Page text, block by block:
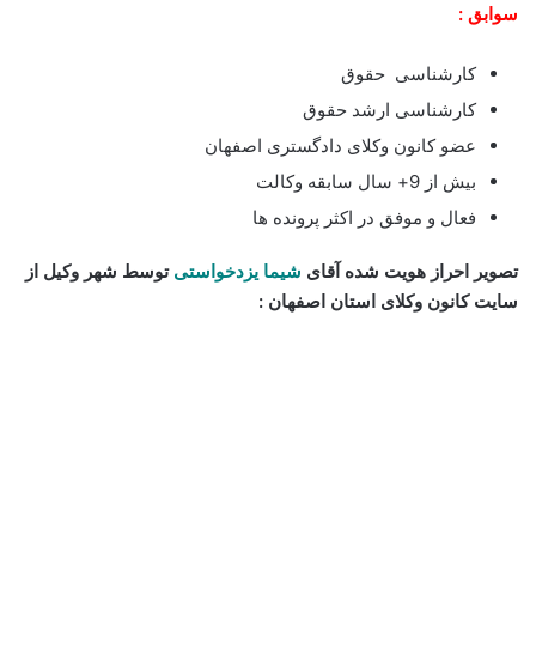
سوابق :
کارشناسی حقوق
کارشناسی ارشد حقوق
عضو کانون وکلای دادگستری اصفهان
بیش از 9+ سال سابقه وکالت
فعال و موفق در اکثر پرونده ها
تصویر احراز هویت شده آقای شیما یزدخواستی توسط شهر وکیل از
سایت کانون وکلای استان اصفهان :